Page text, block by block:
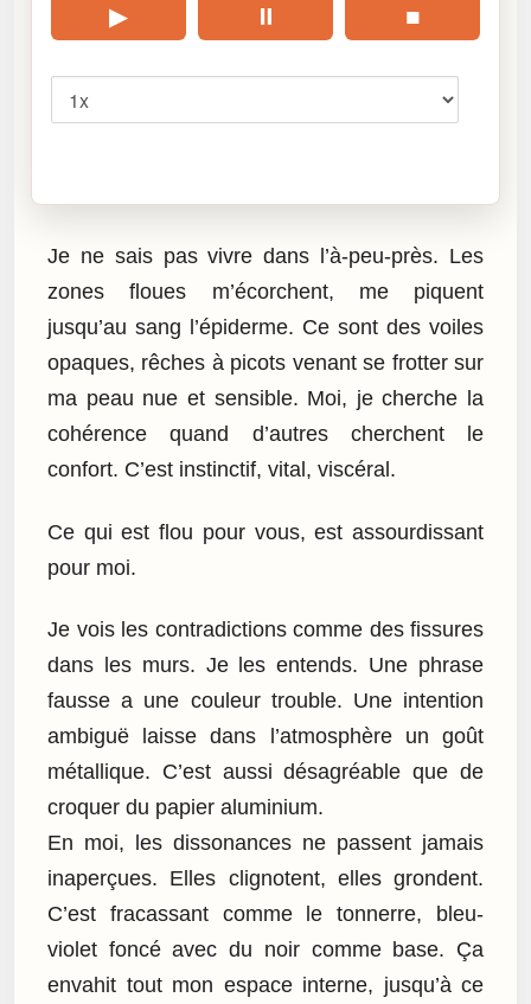
▶ ⏸ ■
Je ne sais pas vivre dans l’à-peu-près. Les
zones floues m’écorchent, me piquent
jusqu’au sang l’épiderme. Ce sont des voiles
opaques, rêches à picots venant se frotter sur
ma peau nue et sensible. Moi, je cherche la
cohérence quand d’autres cherchent le
confort. C’est instinctif, vital, viscéral.
Ce qui est flou pour vous, est assourdissant
pour moi.
Je vois les contradictions comme des fissures
dans les murs. Je les entends. Une phrase
fausse a une couleur trouble. Une intention
ambiguë laisse dans l’atmosphère un goût
métallique. C’est aussi désagréable que de
croquer du papier aluminium.
En moi, les dissonances ne passent jamais
inaperçues. Elles clignotent, elles grondent.
C’est fracassant comme le tonnerre, bleu-
violet foncé avec du noir comme base. Ça
envahit tout mon espace interne, jusqu’à ce